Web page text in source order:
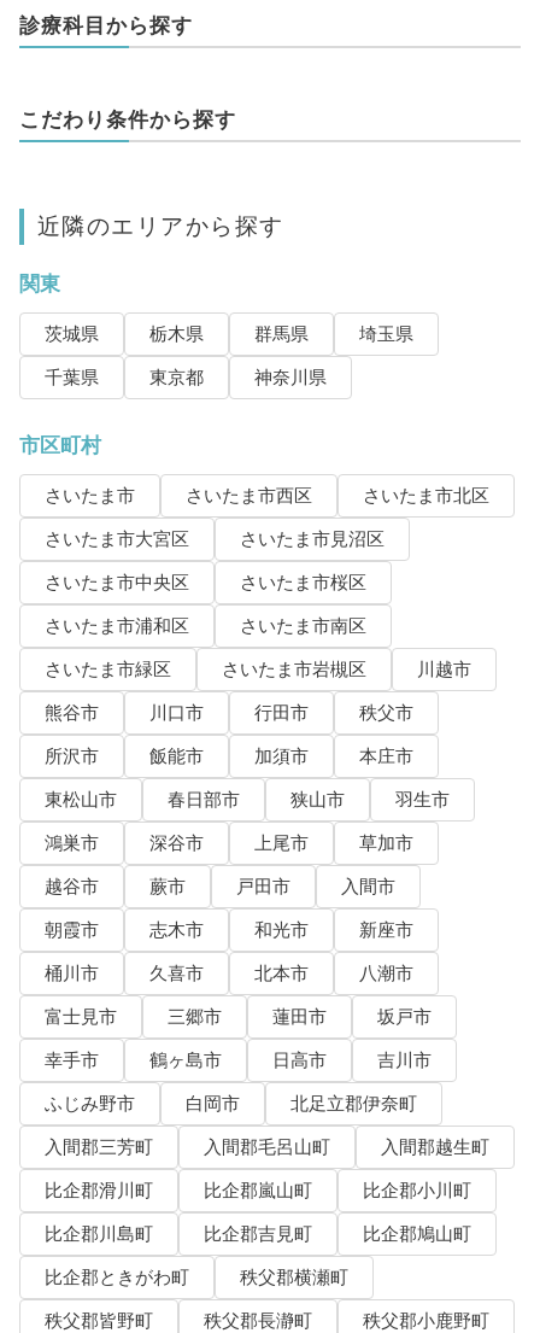
診療科目から探す
こだわり条件から探す
近隣のエリアから探す
関東
茨城県 栃木県 群馬県
埼玉県
千葉県
東京都 神奈川県
市区町村
さいたま市 さいたま市西区
さいたま市北区
さいたま市大宮区
さいたま市見沼区
さいたま市中央区
さいたま市桜区
さいたま市浦和区
さいたま市南区
さいたま市緑区
さいたま市岩槻区
川越市
熊谷市
川口市 行田市
秩父市
所沢市
飯能市 加須市
本庄市
東松山市
春日部市 狭山市
羽生市
鴻巣市
深谷市 上尾市
草加市
越谷市
蕨市 戸田市
入間市
朝霞市
志木市 和光市
新座市
桶川市
久喜市 北本市
八潮市
富士見市
三郷市 蓮田市
坂戸市
幸手市
鶴ヶ島市 日高市
吉川市
ふじみ野市
白岡市
北足立郡伊奈町
入間郡三芳町
入間郡毛呂山町
入間郡越生町
比企郡滑川町
比企郡嵐山町
比企郡小川町
比企郡川島町
比企郡吉見町
比企郡鳩山町
比企郡ときがわ町
秩父郡横瀬町
秩父郡皆野町
秩父郡長瀞町
秩父郡小鹿野町